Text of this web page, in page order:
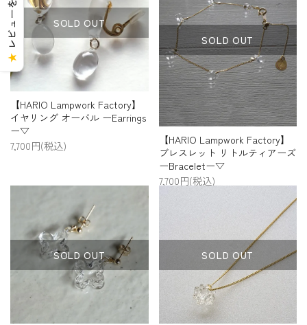
SOLD OUT
【HARIO Lampwork Factory】
イヤリング オーバル ーEarrings
ー▽
7,700円(税込)
SOLD OUT
【HARIO Lampwork Factory】
ブレスレット リトルティアーズ
ーBraceletー▽
7,700円(税込)
SOLD OUT SOLD OUT
★
レビューを見る